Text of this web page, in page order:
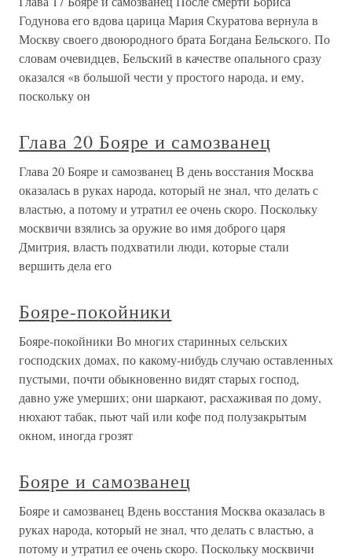
Годунова его вдова царица Мария Скуратова вернула в
Москву своего двоюродного брата Богдана Бельского. По
словам очевидцев, Бельский в качестве опального сразу
оказался «в большой чести у простого народа, и ему,
поскольку он
Глава 20 Бояре и самозванец
Глава 20 Бояре и самозванец В день восстания Москва
оказалась в руках народа, который не знал, что делать с
властью, а потому и утратил ее очень скоро. Поскольку
москвичи взялись за оружие во имя доброго царя
Дмитрия, власть подхватили люди, которые стали
вершить дела его
Бояре-покойники
Бояре-покойники Во многих старинных сельских
господских домах, по какому-нибудь случаю оставленных
пустыми, почти обыкновенно видят старых господ,
давно уже умерших; они шаркают, расхаживая по дому,
нюхают табак, пьют чай или кофе под полузакрытым
окном, иногда грозят
Бояре и самозванец
Бояре и самозванец Вдень восстания Москва оказалась в
руках народа, который не знал, что делать с властью, а
потому и утратил ее очень скоро. Поскольку москвичи